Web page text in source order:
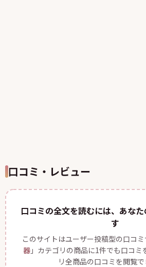
口コミ・レビュー
口コミの全文を読むには、あな
す
このサイトはユーザー投稿型の口コ
器 」カテゴリの商品に1件でも口コミ
リ全商品の口コミを閲覧で